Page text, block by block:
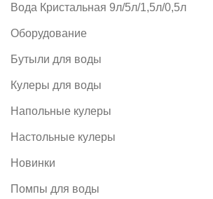
Вода Кристальная 9л/5л/1,5л/0,5л
Оборудование
Бутыли для воды
Кулеры для воды
Напольные кулеры
Настольные кулеры
Новинки
Помпы для воды